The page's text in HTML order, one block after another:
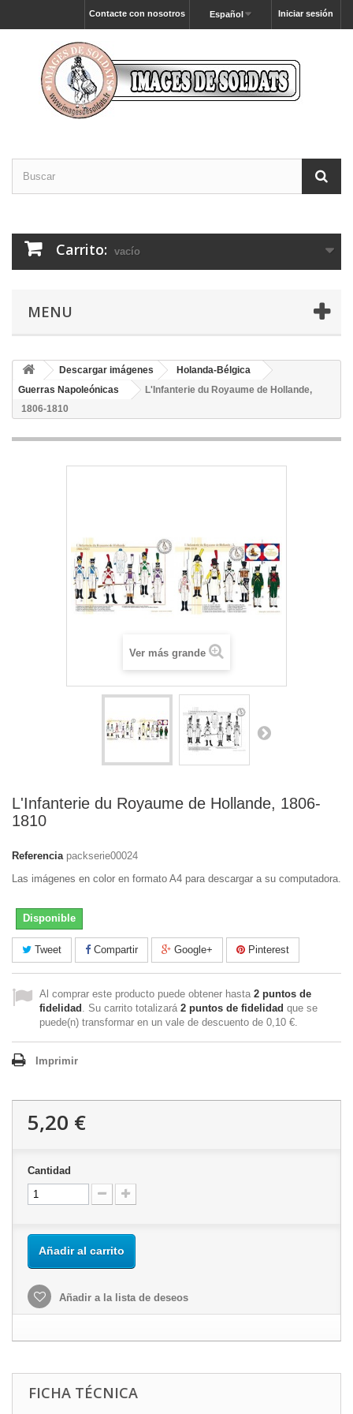
Iniciar sesión
Español
Contacte con nosotros
Carrito: vacío
MENU
Descargar imágenes
Holanda-Bélgica
Guerras Napoleónicas
L'Infanterie du Royaume de Hollande,
1806-1810
Ver más grande
L'Infanterie du Royaume de Hollande, 1806-
1810
Referencia packserie00024
Las imágenes en color en formato A4 para descargar a su computadora.
Disponible
Tweet Compartir Google+ Pinterest
Al comprar este producto puede obtener hasta 2 puntos de
fidelidad . Su carrito totalizará 2 puntos de fidelidad que se
puede(n) transformar en un vale de descuento de 0,10 €.
Imprimir
5,20 €
Cantidad
Añadir al carrito
Añadir a la lista de deseos
FICHA TÉCNICA